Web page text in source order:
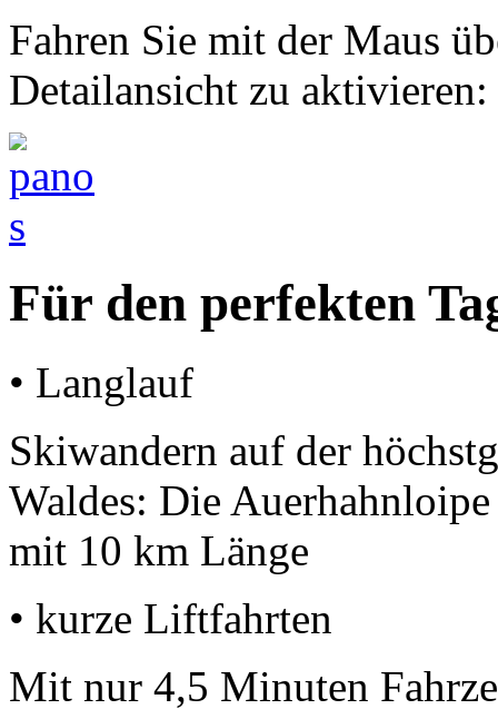
Fahren Sie mit der Maus
Detailansicht zu aktivieren:
Für den perfekten
• Langlauf
Skiwandern auf der
Waldes: Die
mit 10 km Länge
• kurze Liftfahrten
Mit nur 4,5 Minuten